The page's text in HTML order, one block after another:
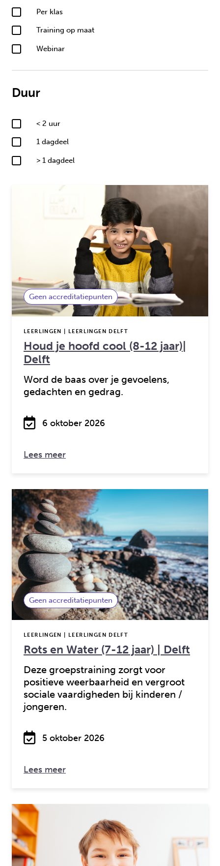
Per klas
Training op maat
Webinar
Duur
< 2 uur
1 dagdeel
> 1 dagdeel
Houd je hoofd cool (8-12 jaar)|
Delft
LEERLINGEN | LEERLINGEN DELFT
Geen accreditatiepunten
Word de baas over je gevoelens,
gedachten en gedrag.
6 oktober 2026
Lees meerover: Houd je hoofd cool (8-12 jaar)|
Rots en Water (7-12 jaar) | Delft
LEERLINGEN | LEERLINGEN DELFT
Geen accreditatiepunten
Deze groepstraining zorgt voor
positieve weerbaarheid en vergroot
sociale vaardigheden bij kinderen /
jongeren.
5 oktober 2026
Lees meerover: Rots en Water (7-12 jaar) | Delft